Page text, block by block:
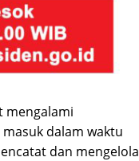
mengalami
dalam waktu
dan mengelola